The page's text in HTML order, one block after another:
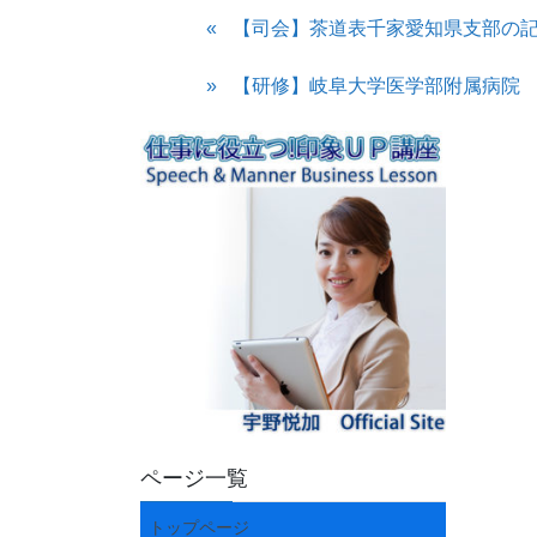
【司会】茶道表千家愛知県支部の
【研修】岐阜大学医学部附属病院
ページ一覧
トップページ